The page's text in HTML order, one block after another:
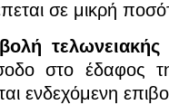
σε μικρή
στο έδαφος
ενδεχόμενη